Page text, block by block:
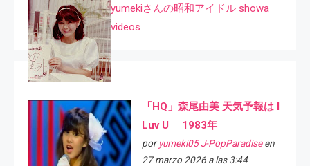
yumekiさんの昭和アイドル showa
videos
「HQ」森尾由美 天気予報は I
Luv U 1983年
por yumeki05 J-PopParadiseen
27 marzo 2026 a las 3:44